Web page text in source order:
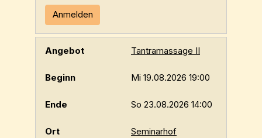
Anmelden
Tantramassage II
Mi 19.08.2026 19:00
So 23.08.2026 14:00
Seminarhof